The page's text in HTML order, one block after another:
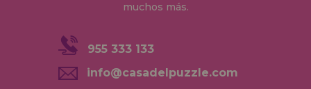
muchos más.
955 333 133
info@casadelpuzzle.com